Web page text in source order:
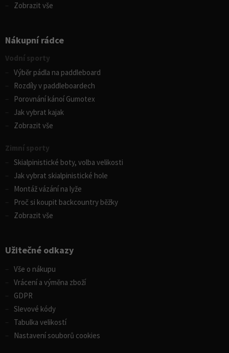
Zobrazit vše
Nákupní rádce
Vodní sporty
Výběr pádla na paddleboard
Rozdíly v paddleboardech
Porovnání kánoí Gumotex
Jak vybrat kajak
Zobrazit vše
Zimní sporty
Skialpinistické boty, volba velikosti
Jak vybrat skialpinistické hole
Montáž vázání na lyže
Proč si koupit backcountry běžky
Zobrazit vše
Užitečné odkazy
Vše o nákupu
Vrácení a výměna zboží
GDPR
Slevové kódy
Tabulka velikostí
Nastavení souborů cookies